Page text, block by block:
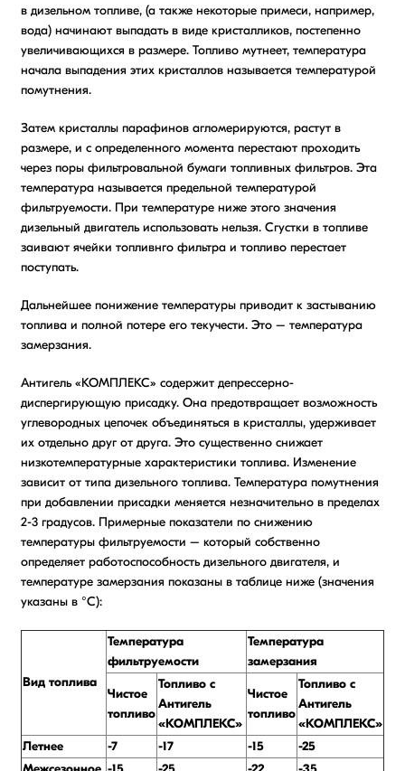
в дизельном топливе, (а также некоторые примеси, например,
вода) начинают выпадать в виде кристалликов, постепенно
увеличивающихся в размере. Топливо мутнеет, температура
начала выпадения этих кристаллов называется температурой
помутнения.
Затем кристаллы парафинов агломерируются, растут в
размере, и с определенного момента перестают проходить
через поры фильтровальной бумаги топливных фильтров. Эта
температура называется предельной температурой
фильтруемости. При температуре ниже этого значения
дизельный двигатель использовать нельзя. Сгустки в топливе
заивают ячейки топливнго фильтра и топливо перестает
поступать.
Дальнейшее понижение температуры приводит к застыванию
топлива и полной потере его текучести. Это – температура
замерзания.
Антигель «КОМПЛЕКС» содержит депрессерно-
диспергирующую присадку. Она предотвращает возможность
углевородных цепочек объединяться в кристаллы, удерживает
их отдельно друг от друга. Это существенно снижает
низкотемпературные характеристики топлива. Изменение
зависит от типа дизельного топлива. Температура помутнения
при добавлении присадки меняется незначительно в пределах
2-3 градусов. Примерные показатели по снижению
температуры фильтруемости – который собственно
определяет работоспособность дизельного двигателя, и
температуре замерзания показаны в таблице ниже (значения
указаны в °С):
Вид топлива
Температура
фильтруемости
Температура
замерзания
Чистое
топливо
Топливо с
Антигель
«КОМПЛЕКС»
Чистое
топливо
Топливо с
Антигель
«КОМПЛЕКС»
Летнее
-7 -17 -15
-25